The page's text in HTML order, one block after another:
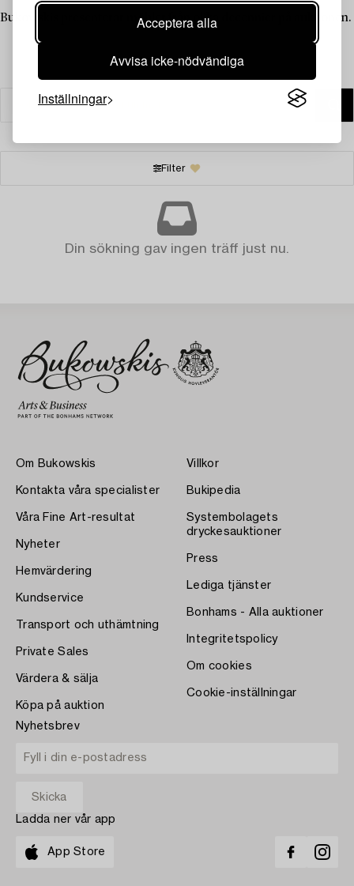
Acceptera alla
Avvisa icke-nödvändiga
Inställningar
Bukowskis presenterar möbler från olika decennier på auktionen.
Filter
Din sökning gav ingen träff just nu.
Om Bukowskis
Kontakta våra specialister
Våra Fine Art-resultat
Nyheter
Hemvärdering
Kundservice
Transport och uthämtning
Private Sales
Värdera & sälja
Köpa på auktion
Villkor
Bukipedia
Systembolagets
dryckesauktioner
Press
Lediga tjänster
Bonhams - Alla auktioner
Integritetspolicy
Om cookies
Cookie-inställningar
Nyhetsbrev
Ladda ner vår app
App Store